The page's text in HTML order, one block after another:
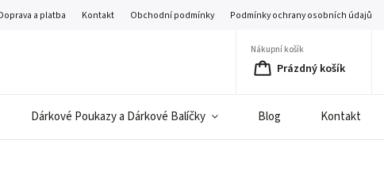
a platba Kontakt Obchodní podmínky Podmínky ochrany osobních údajů
Nákupní košík
Prázdný košík
Dárkové Poukazy a Dárkové Balíčky Blog Kontakt